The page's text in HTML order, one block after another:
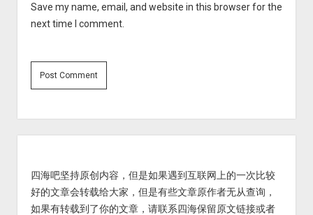
Save my name, email, and website in this browser for the
next time I comment.
四海吧坚持原创内容，但是如果遇到互联网上的一次比较
好的文章会转载给大家，但是有些文章原作者无从查询，
如果有转载到了你的文章，请联系四海保留原文链接或者